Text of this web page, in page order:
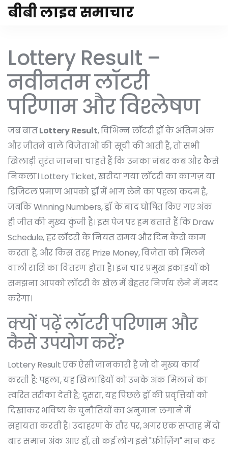
बीबी लाइव समाचार
Lottery Result –
नवीनतम लॉटरी
परिणाम और विश्लेषण
जब बातLottery Result,विभिन्न लॉटरी ड्रॉ के अंतिम अंक
और जीतने वाले विजेताओं की सूचीकी आती है, तो सभी
खिलाड़ी तुरंत जानना चाहते हैं कि उनका नंबर कब और कैसे
निकला। Lottery Ticket,खरीदा गया लॉटरी का कागज़ या
डिजिटल प्रमाणआपको ड्रॉ में भाग लेने का पहला कदम है,
जबकिWinning Numbers,ड्रॉ के बाद घोषित किए गए अंक
ही जीत की मुख्य कुंजी है। इस पेज पर हम बताते हैं किDraw
Schedule,हर लॉटरी के नियत समय और दिनकैसे काम
करता है, और किस तरह Prize Money,विजेता को मिलने
वाली राशिका वितरण होता है। इन चार प्रमुख इकाइयों को
समझना आपको लॉटरी के खेल में बेहतर निर्णय लेने में मदद
करेगा।
क्यों पढ़ें लॉटरी परिणाम और
कैसे उपयोग करें?
Lottery Result एक ऐसी जानकारी है जो दो मुख्य कार्य
करती है: पहला, यह खिलाड़ियों को उनके अंक मिलाने का
त्वरित तरीका देती है; दूसरा, यह पिछले ड्रॉ की प्रवृत्तियों को
दिखाकर भविष्य के चुनौतियों का अनुमान लगाने में
सहायता करती है। उदाहरण के तौर पर, अगर एक सप्ताह में दो
बार समान अंक आए हों, तो कई लोग इसे "फ़्रीज़िंग" मान कर